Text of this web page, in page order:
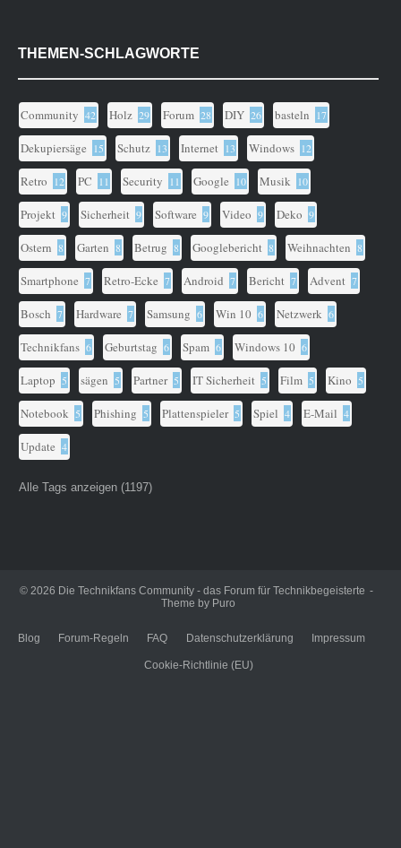
THEMEN-SCHLAGWORTE
Community 42 Holz 29 Forum 28 DIY 26 basteln 17
Dekupiersäge 15 Schutz 13 Internet 13 Windows 12
Retro 12 PC 11 Security 11 Google 10 Musik 10
Projekt 9 Sicherheit 9 Software 9 Video 9 Deko 9
Ostern 8 Garten 8 Betrug 8 Googlebericht 8 Weihnachten 8
Smartphone 7 Retro-Ecke 7 Android 7 Bericht 7 Advent 7
Bosch 7 Hardware 7 Samsung 6 Win 10 6 Netzwerk 6
Technikfans 6 Geburtstag 6 Spam 6 Windows 10 6
Laptop 5 sägen 5 Partner 5 IT Sicherheit 5 Film 5 Kino 5
Notebook 5 Phishing 5 Plattenspieler 5 Spiel 4 E-Mail 4
Update 4
Alle Tags anzeigen (1197)
© 2026 Die Technikfans Community - das Forum für Technikbegeisterte
Theme by Puro
Blog Forum-Regeln FAQ Datenschutzerklärung Impressum
Cookie-Richtlinie (EU)